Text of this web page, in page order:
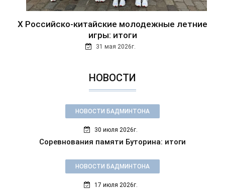
Х Российско-китайские молодежные летние
игры: итоги
31 мая 2026г.
НОВОСТИ
НОВОСТИ БАДМИНТОНА
30 июля 2026г.
Соревнования памяти Буторина: итоги
НОВОСТИ БАДМИНТОНА
17 июля 2026г.